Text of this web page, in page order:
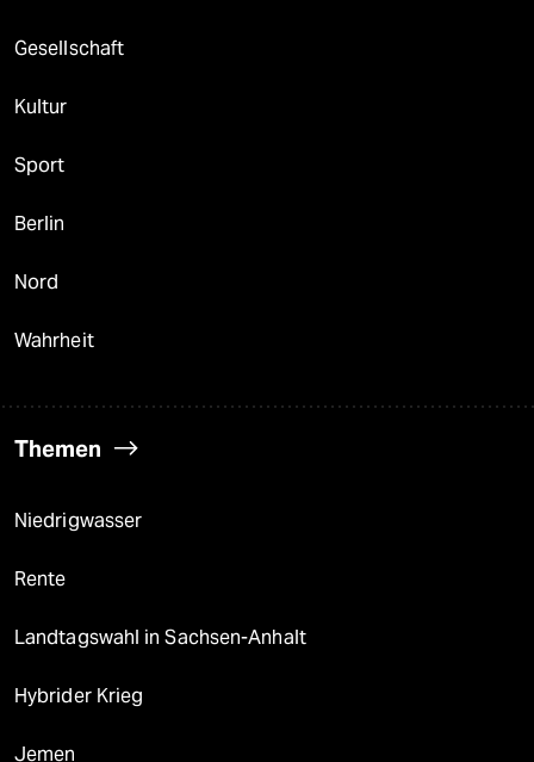
Gesellschaft
Kultur
Sport
Berlin
Nord
Wahrheit
Themen
Niedrigwasser
Rente
Landtagswahl in Sachsen-Anhalt
Hybrider Krieg
Jemen